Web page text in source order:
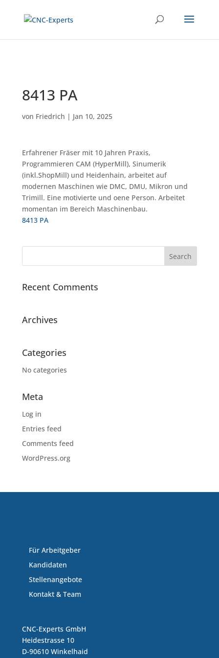
8413 PA
von Friedrich | Jan 10, 2025
Erfahrener Fräser mit 10 Jahren Praxis,
Programmieren CAM (HyperMill), Sinumerik
(inkl.ShopMill) und Heidenhain, arbeitet auf
modernen Maschinen wie DMC, DMU, Mikron und
Trimill. Eine motivierte und oene Person. Arbeitet
momentan im Bereich Maschinenbau.
8413 PA
Recent Comments
Archives
Categories
No categories
Meta
Log in
Entries feed
Comments feed
WordPress.org
Für Arbeitgeber
Kandidaten
Stellenangebote
Kontakt & Team
CNC-Experts GmbH
Heidestrasse 10
D-90610 Winkelhaid